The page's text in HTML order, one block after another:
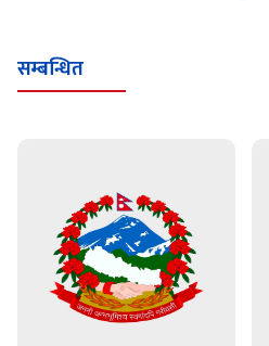
सम्बन्धित